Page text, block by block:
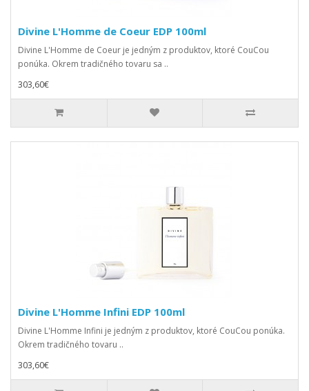
Divine L'Homme de Coeur EDP 100ml
Divine L'Homme de Coeur je jedným z produktov, ktoré CouCou
ponúka. Okrem tradičného tovaru sa ..
303,60€
Divine L'Homme Infini EDP 100ml
Divine L'Homme Infini je jedným z produktov, ktoré CouCou ponúka.
Okrem tradičného tovaru ..
303,60€